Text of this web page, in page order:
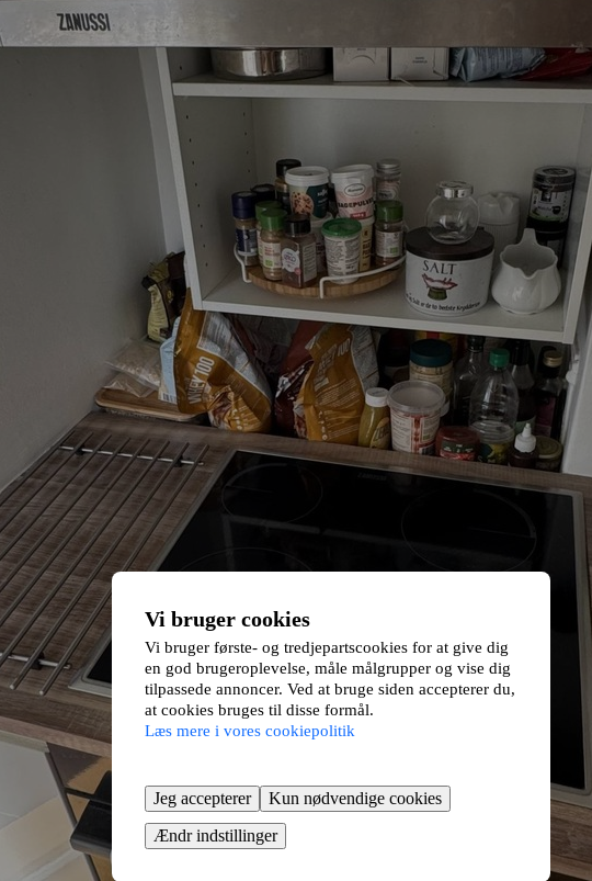
Vi bruger cookies
Vi bruger første- og tredjepartscookies for at give dig
en god brugeroplevelse, måle målgrupper og vise dig
tilpassede annoncer. Ved at bruge siden accepterer du,
at cookies bruges til disse formål.
Læs mere i vores cookiepolitik
Jeg accepterer
Kun nødvendige cookies
Ændr indstillinger